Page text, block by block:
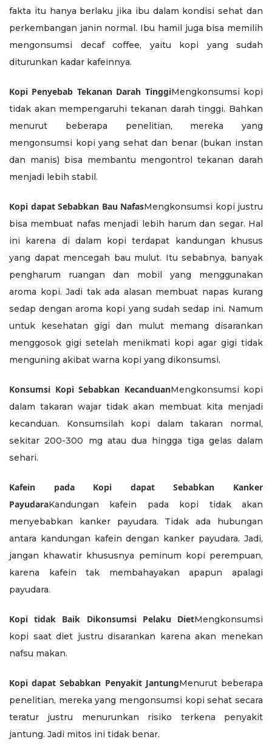
fakta itu hanya berlaku jika ibu dalam kondisi sehat dan
perkembangan janin normal. Ibu hamil juga bisa memilih
mengonsumsi decaf coffee, yaitu kopi yang sudah
diturunkan kadar kafeinnya.
Kopi Penyebab Tekanan Darah TinggiMengkonsumsi kopi
tidak akan mempengaruhi tekanan darah tinggi. Bahkan
menurut beberapa penelitian, mereka yang
mengonsumsi kopi yang sehat dan benar (bukan instan
dan manis) bisa membantu mengontrol tekanan darah
menjadi lebih stabil.
Kopi dapat Sebabkan Bau NafasMengkonsumsi kopi justru
bisa membuat nafas menjadi lebih harum dan segar. Hal
ini karena di dalam kopi terdapat kandungan khusus
yang dapat mencegah bau mulut. Itu sebabnya, banyak
pengharum ruangan dan mobil yang menggunakan
aroma kopi. Jadi tak ada alasan membuat napas kurang
sedap dengan aroma kopi yang sudah sedap ini. Namum
untuk kesehatan gigi dan mulut memang disarankan
menggosok gigi setelah menikmati kopi agar gigi tidak
menguning akibat warna kopi yang dikonsumsi.
Konsumsi Kopi Sebabkan KecanduanMengkonsumsi kopi
dalam takaran wajar tidak akan membuat kita menjadi
kecanduan. Konsumsilah kopi dalam takaran normal,
sekitar 200-300 mg atau dua hingga tiga gelas dalam
sehari.
Kafein pada Kopi dapat Sebabkan Kanker
PayudaraKandungan kafein pada kopi tidak akan
menyebabkan kanker payudara. Tidak ada hubungan
antara kandungan kafein dengan kanker payudara. Jadi,
jangan khawatir khususnya peminum kopi perempuan,
karena kafein tak membahayakan apapun apalagi
payudara.
Kopi tidak Baik Dikonsumsi Pelaku DietMengkonsumsi
kopi saat diet justru disarankan karena akan menekan
nafsu makan.
Kopi dapat Sebabkan Penyakit JantungMenurut beberapa
penelitian, mereka yang mengonsumsi kopi sehat secara
teratur justru menurunkan risiko terkena penyakit
jantung. Jadi mitos ini tidak benar.